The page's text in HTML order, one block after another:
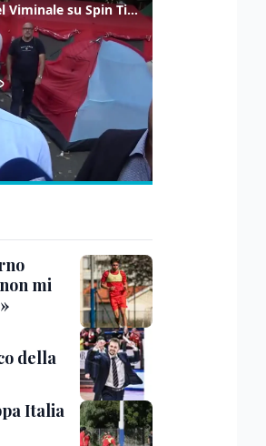
Gualtieri: "Responsabilità del Viminale su Spin Time? La posizione dei partiti è nota"
mi
della
Italia